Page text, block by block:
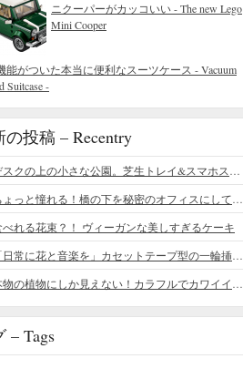
ニクーパーがカッコいい - The new Lego
Mini Cooper
能がついた本当に便利なスーツケース - Vacuum
Suitcase -
の投稿 – Recentry
べれる花束？！ ヴィーガンな美しすぎるケーキ
– Tags